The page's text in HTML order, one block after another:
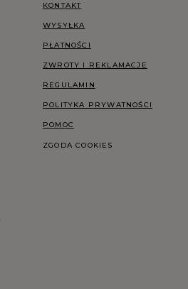
KONTAKT
WYSYŁKA
PŁATNOŚCI
ZWROTY I REKLAMACJE
REGULAMIN
POLITYKA PRYWATNOŚCI
POMOC
ZGODA COOKIES